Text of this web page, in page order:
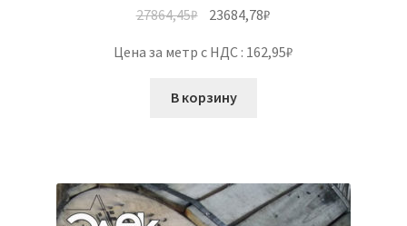
27864,45₽ 23684,78₽
Цена за метр с НДС : 162,95₽
В корзину